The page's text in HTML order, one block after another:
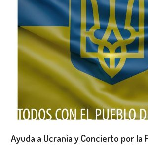
Ayuda a Ucrania y Concierto por la